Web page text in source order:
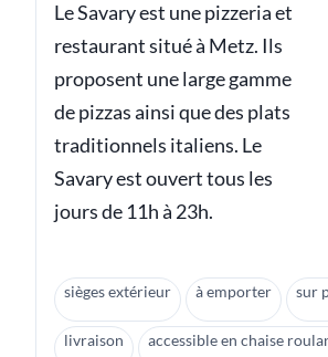
Le Savary est une pizzeria et
restaurant situé à Metz. Ils
proposent une large gamme
de pizzas ainsi que des plats
traditionnels italiens. Le
Savary est ouvert tous les
jours de 11h à 23h.
sièges extérieur à emporter sur
livraison accessible en chaise